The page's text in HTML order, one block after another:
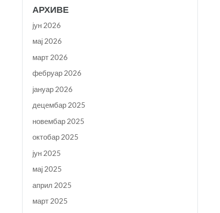
АРХИВЕ
јун 2026
мај 2026
март 2026
фебруар 2026
јануар 2026
децембар 2025
новембар 2025
октобар 2025
јун 2025
мај 2025
април 2025
март 2025